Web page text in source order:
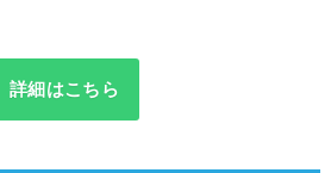
詳細はこちら